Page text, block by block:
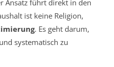
Ansatz führt direkt in den
ist keine Religion,
. Es geht darum,
systematisch zu